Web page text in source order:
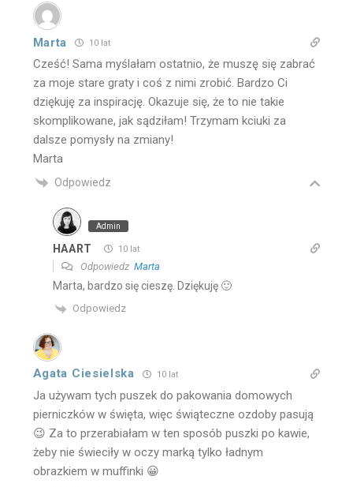
Marta 10 lat
Cześć! Sama myślałam ostatnio, że muszę się zabrać
za moje stare graty i coś z nimi zrobić. Bardzo Ci
dziękuję za inspirację. Okazuje się, że to nie takie
skomplikowane, jak sądziłam! Trzymam kciuki za
dalsze pomysły na zmiany!
Marta
Odpowiedz
Admin
HAART 10 lat
Odpowiedz Marta
Marta, bardzo się cieszę. Dziękuję 🙂
Odpowiedz
Agata Ciesielska 10 lat
Ja używam tych puszek do pakowania domowych
pierniczków w święta, więc świąteczne ozdoby pasują
😉 Za to przerabiałam w ten sposób puszki po kawie,
żeby nie świeciły w oczy marką tylko ładnym
obrazkiem w muffinki 😀